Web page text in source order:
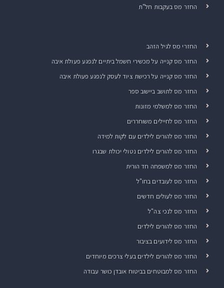
החזר מס בעקבות חל"ת
החזרי מס לגיל הזהב
החזר מס קנייה על מכשירי חשמל ביתיים לנפגע פעולת איבה
החזר מס קנייה על רכישת ציוד לעסק לנפגע פעולת איבה
החזר מס לתושב ביישוב ספר
החזר מס למשלמי מזונות
החזר מס לחיילים משוחררים
החזר מס להורים לילדים עם לקות למידה
החזר מס להורים לילדים נטולי יכולת שבגרו
החזר מס למשפחה חד הורית
החזר מס לעובדים בחו"ל
החזר מס לעולים חדשים
החזר מס לנכי צה"ל
החזר מס להורים לילדים
החזר מס לידועים בציבור
החזר מס להורים לילדים בעלי צרכים מיוחדים
החזר מס למבוטחים בביטוח אובדן כושר עבודה